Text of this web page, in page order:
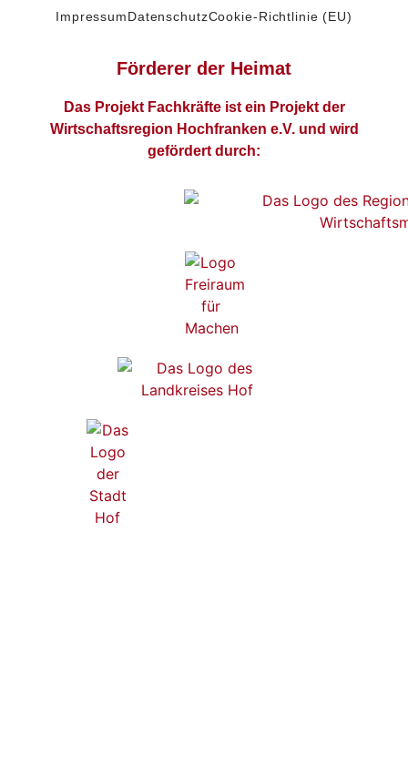
ImpressumDatenschutzCookie-Richtlinie (EU)
Förderer der Heimat
Das Projekt Fachkräfte ist ein Projekt der
Wirtschaftsregion Hochfranken e.V. und wird
gefördert durch: